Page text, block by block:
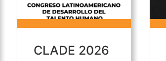
CLADE 2026